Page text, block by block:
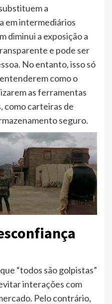
a
em intermediários
diminui a exposição a
e pode ser
No entanto, isso só
como o
as ferramentas
como carteiras de
seguro.
“todos são golpistas”
interações com
Pelo contrário,